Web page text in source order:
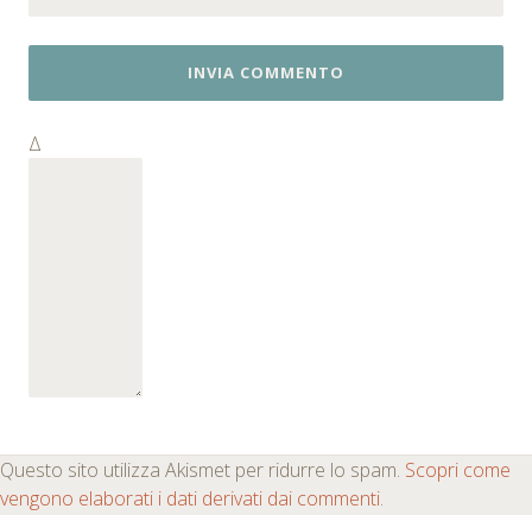
Δ
Questo sito utilizza Akismet per ridurre lo spam. Scopri come
vengono elaborati i dati derivati dai commenti.